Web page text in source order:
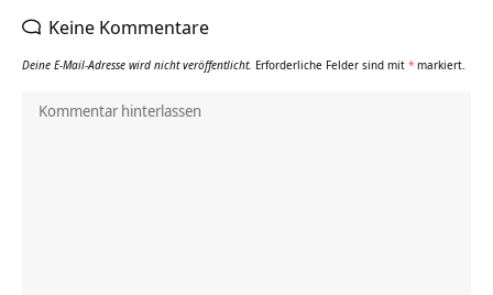
Keine Kommentare
Deine E-Mail-Adresse wird nicht veröffentlicht. Erforderliche Felder sind mit * markiert.